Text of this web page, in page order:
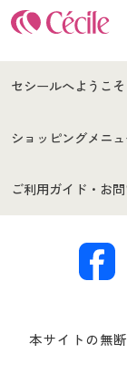
セシールへようこそ
はじめての方へ
セシールご利用規約
著作権・商標につ
ショッピングメニ
商品カテゴリ
プレゼント＆キャ
ご利用ガイド・お
交換・返品は
ついて
本サイトの無